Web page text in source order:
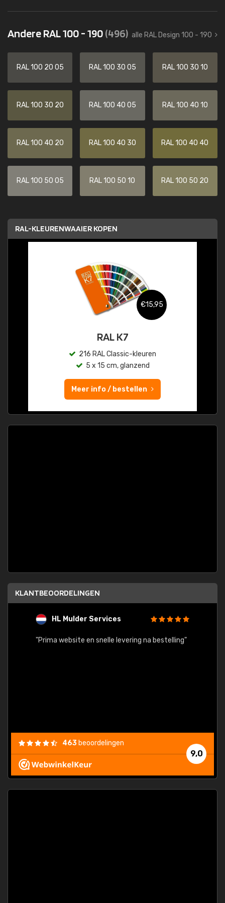
Andere RAL 100 - 190(496) alle RAL Design 100 - 190
RAL 100 20 05 RAL 100 30 05 RAL 100 30 10
RAL 100 30 20 RAL 100 40 05 RAL 100 40 10
RAL 100 40 20 RAL 100 40 30 RAL 100 40 40
RAL 100 50 05 RAL 100 50 10 RAL 100 50 20
RAL-KLEURENWAAIER KOPEN
€15,95
RAL K7
216 RAL Classic-kleuren
5 x 15 cm, glanzend
Meer info / bestellen
KLANTBEOORDELINGEN
HL Mulder Services
"Prima website en snelle levering na bestelling"
9,0
463 beoordelingen